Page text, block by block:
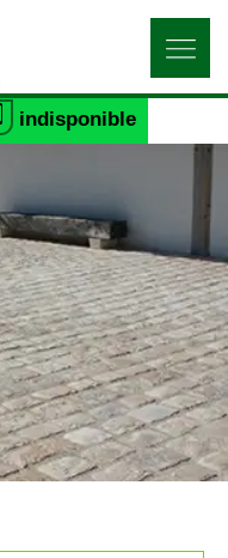
indisponible